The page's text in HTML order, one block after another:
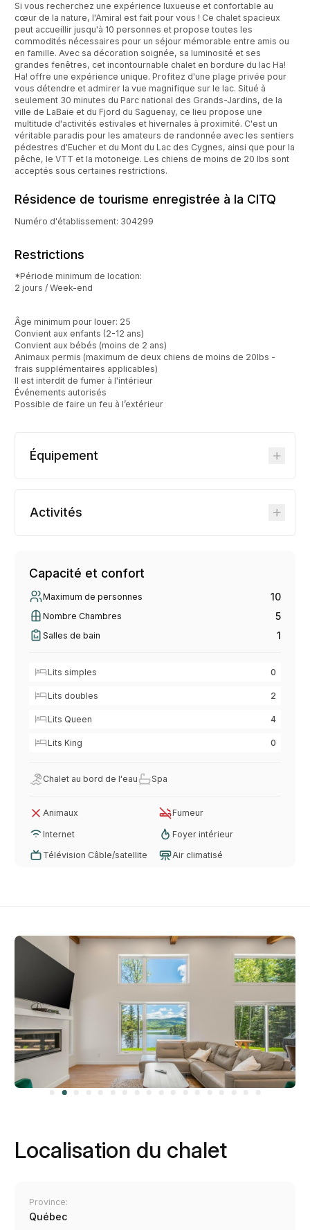
Si vous recherchez une expérience luxueuse et confortable au
cœur de la nature, l'Amiral est fait pour vous ! Ce chalet spacieux
peut accueillir jusqu'à 10 personnes et propose toutes les
commodités nécessaires pour un séjour mémorable entre amis ou
en famille. Avec sa décoration soignée, sa luminosité et ses
grandes fenêtres, cet incontournable chalet en bordure du lac Ha!
Ha! offre une expérience unique. Profitez d'une plage privée pour
vous détendre et admirer la vue magnifique sur le lac. Situé à
seulement 30 minutes du Parc national des Grands-Jardins, de la
ville de LaBaie et du Fjord du Saguenay, ce lieu propose une
multitude d'activités estivales et hivernales à proximité. C'est un
véritable paradis pour les amateurs de randonnée avec les sentiers
pédestres d'Eucher et du Mont du Lac des Cygnes, ainsi que pour la
pêche, le VTT et la motoneige. Les chiens de moins de 20 lbs sont
acceptés sous certaines restrictions.
Résidence de tourisme enregistrée à la CITQ
Numéro d'établissement: 304299
Restrictions
*Période minimum de location:
2 jours / Week-end
Âge minimum pour louer: 25
Convient aux enfants (2-12 ans)
Convient aux bébés (moins de 2 ans)
Animaux permis (maximum de deux chiens de moins de 20lbs -
frais supplémentaires applicables)
Il est interdit de fumer à l'intérieur
Événements autorisés
Possible de faire un feu à l’extérieur
Équipement
Activités
Capacité et confort
Maximum de personnes 10
Nombre Chambres 5
Salles de bain 1
Lits simples 0
Lits doubles 2
Lits Queen 4
Lits King 0
Chalet au bord de l'eau Spa
Animaux Fumeur
Internet Foyer intérieur
Télévision Câble/satellite Air climatisé
Localisation du chalet
Province:
Québec